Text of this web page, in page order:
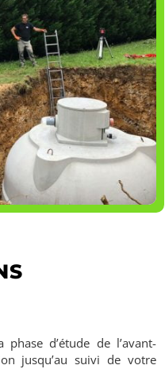
d’étude de l’avant-
jusqu’au suivi de votre